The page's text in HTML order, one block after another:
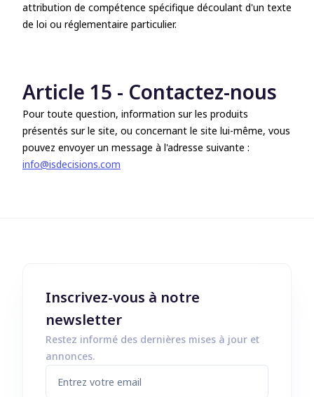
attribution de compétence spécifique découlant d'un texte
de loi ou réglementaire particulier.
Article 15 - Contactez-nous
Pour toute question, information sur les produits
présentés sur le site, ou concernant le site lui-même, vous
pouvez envoyer un message à l'adresse suivante :
info@isdecisions.com
Inscrivez-vous à notre
newsletter
Restez informé des dernières mises à jour et
annonces.